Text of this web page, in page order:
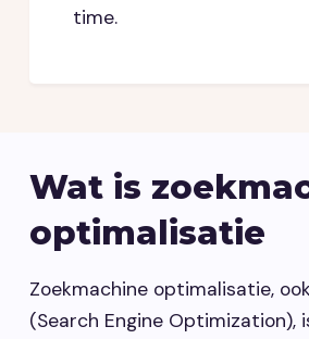
time.
Wat is
optimalisatie
Zoekmachine optimalisatie,
(Search Engine Optimization),